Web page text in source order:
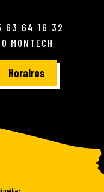
63 64 16 32
MONTECH
Horaires